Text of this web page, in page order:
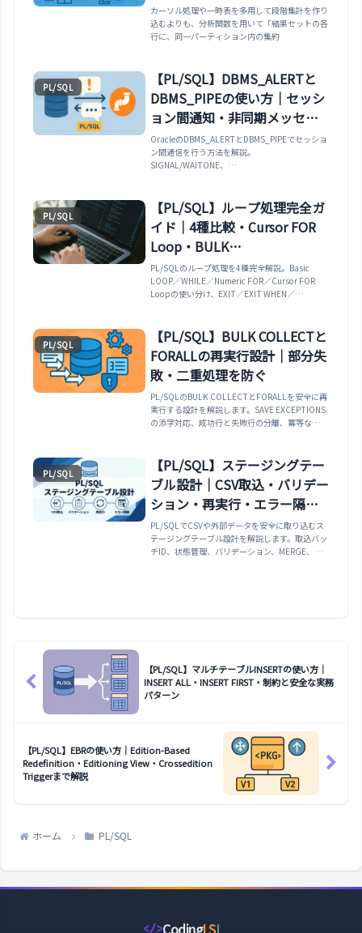
カーソル処理や一時表を多用して段階集計を作り
込むよりも、分析関数を用いて「結果セットの各
行に、同一パーティション内の集約
PL/SQL
【PL/SQL】DBMS_ALERTと
DBMS_PIPEの使い方｜セッシ
ョン間通知・非同期メッセー
ジ・実務注意点
OracleのDBMS_ALERTとDBMS_PIPEでセッショ
ン間通信を行う方法を解説。
SIGNAL/WAITONE、
リーンアップまで実務向けに整理します。
PL/SQL
【PL/SQL】ループ処理完全ガ
イド｜4種比較・Cursor FOR
Loop・BULK
COLLECT+FORALL・ラベル脱
出・実務10パターン
PL/SQLのループ処理を4種完全解説。Basic
LOOP／WHILE／Numeric FOR／Cursor FOR
Loopの使い分け、EXIT／EXIT WHEN／
（FIRST/NEXT）、BULK COLLECT+FORALLに
よる10〜100倍高速化、無限ループ防止、
SAVEPOINT＋ループでの部分成功、実務10パタ
ーン、アンチパターン7選まで。
PL/SQL
【PL/SQL】BULK COLLECTと
FORALLの再実行設計｜部分失
敗・二重処理を防ぐ
PL/SQLのBULK COLLECTとFORALLを安全に再
実行する設計を解説します。SAVE EXCEPTIONS
の添字対応、成功行と失敗行の分離、冪等な
PL/SQL
【PL/SQL】ステージングテー
ブル設計｜CSV取込・バリデー
ション・再実行・エラー隔離
まで
PL/SQLでCSVや外部データを安全に取り込むス
テージングテーブル設計を解説します。取込バッ
チID、状態管理、バリデーション、MERGE、エ
【PL/SQL】マルチテーブルINSERTの使い方｜
INSERT ALL・INSERT FIRST・制約と安全な実務
パターン
【PL/SQL】EBRの使い方｜Edition-Based
Redefinition・Editioning View・Crossedition
Triggerまで解説
ホーム PL/SQL
</>CodingLS